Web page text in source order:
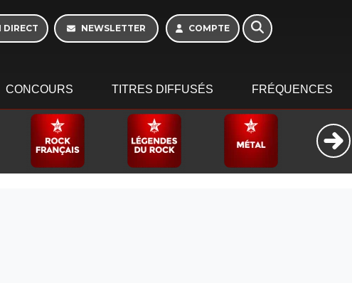
DIRECT NEWSLETTER COMPTE
CONCOURS TITRES DIFFUSÉS FRÉQUENCES
Morning - 6h à 10h